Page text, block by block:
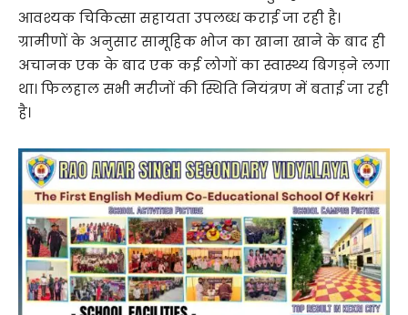
आवश्यक चिकित्सा सहायता उपलब्ध कराई जा रही है।
ग्रामीणों के अनुसार सामूहिक भोज का खाना खाने के बाद ही
अचानक एक के बाद एक कई लोगों का स्वास्थ्य बिगड़ने लगा
था। फिलहाल सभी मरीजों की स्थिति नियंत्रण में बताई जा रही
है।